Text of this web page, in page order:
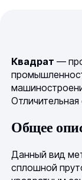
Квадрат —
Общее
Данный вид
сплошной